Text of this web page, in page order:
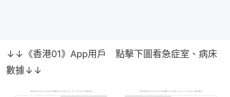
↓↓《香港01》App用戶　點擊下圖看急症室、病床
數據↓↓